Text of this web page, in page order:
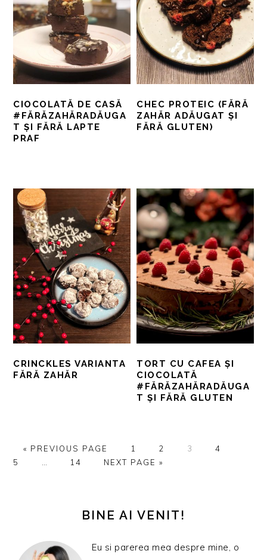
CIOCOLATĂ DE CASĂ
#FĂRĂZAHĂRADĂUGA
T ȘI FĂRĂ LAPTE
PRAF
CHEC PROTEIC (FĂRĂ
ZAHĂR ADĂUGAT ȘI
FĂRĂ GLUTEN)
CRINCKLES VARIANTA
FĂRĂ ZAHĂR
TORT CU CAFEA ȘI
CIOCOLATĂ
#FĂRĂZAHĂRADĂUGA
T ȘI FĂRĂ GLUTEN
« GO
PREVIOUS PAGE PAGINĂ
1 PAGINĂ
2 PAGINĂ
3 PAGINĂ
4
5
PAGINĂ
14
GO
NEXT PAGE »
PRINCIPALĂBINE AI VENIT!
Eu si parerea mea despre mine, o